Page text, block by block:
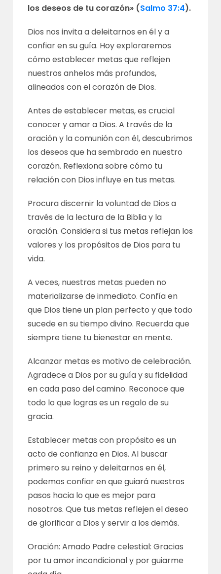
los deseos de tu corazón» (Salmo 37:4).
Dios nos invita a deleitarnos en él y a
confiar en su guía. Hoy exploraremos
cómo establecer metas que reflejen
nuestros anhelos más profundos,
alineados con el corazón de Dios.
Antes de establecer metas, es crucial
conocer y amar a Dios. A través de la
oración y la comunión con él, descubrimos
los deseos que ha sembrado en nuestro
corazón. Reflexiona sobre cómo tu
relación con Dios influye en tus metas.
Procura discernir la voluntad de Dios a
través de la lectura de la Biblia y la
oración. Considera si tus metas reflejan los
valores y los propósitos de Dios para tu
vida.
A veces, nuestras metas pueden no
materializarse de inmediato. Confía en
que Dios tiene un plan perfecto y que todo
sucede en su tiempo divino. Recuerda que
siempre tiene tu bienestar en mente.
Alcanzar metas es motivo de celebración.
Agradece a Dios por su guía y su fidelidad
en cada paso del camino. Reconoce que
todo lo que logras es un regalo de su
gracia.
Establecer metas con propósito es un
acto de confianza en Dios. Al buscar
primero su reino y deleitarnos en él,
podemos confiar en que guiará nuestros
pasos hacia lo que es mejor para
nosotros. Que tus metas reflejen el deseo
de glorificar a Dios y servir a los demás.
Oración: Amado Padre celestial: Gracias
por tu amor incondicional y por guiarme